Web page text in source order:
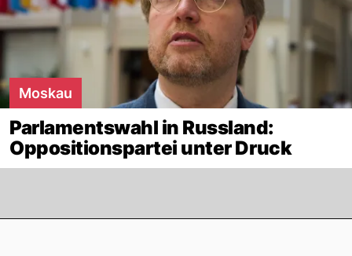
Moskau
Parlamentswahl in Russland:
Oppositionspartei unter Druck